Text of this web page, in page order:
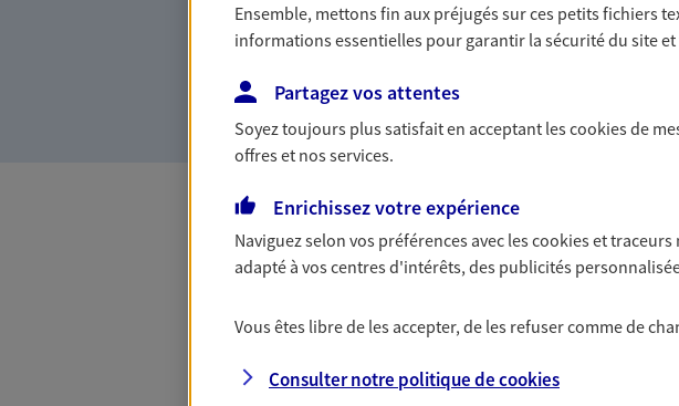
votre vie, c'est ainsi que nous concevons notre
la confiance et la proximité. C'est en apprenant à
Toutes nos
Ensemble, mettons fin aux préjugés sur ces petits fichiers
informations essentielles pour garantir la sécurité du site
Partagez vos attentes
Soyez toujours plus satisfait en acceptant lescookiesde
offres et nos services.
Enrichissez votre expérience
Naviguez selon vos préférences avec lescookies et traceurs
adapté à vos centres d'intérêts, des publicités
Vous êtes libre de les accepter, de les refuser comme de
Consulter notre politique decookies